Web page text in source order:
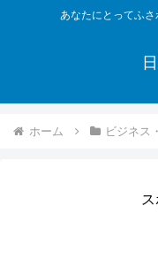
あなたにとってふさ
ホーム ビジネス